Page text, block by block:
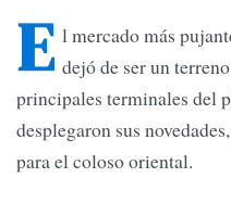
E l mercado más
dejó de ser un
principales terminales del
desplegaron sus
para el coloso oriental.